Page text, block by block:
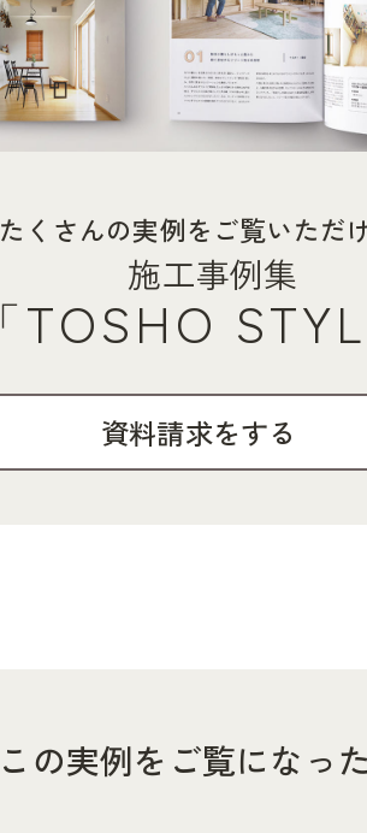
たくさんの実例をご覧いただ
施工事例集
「TOSHO
資料請求をする
この実例をご覧になっ